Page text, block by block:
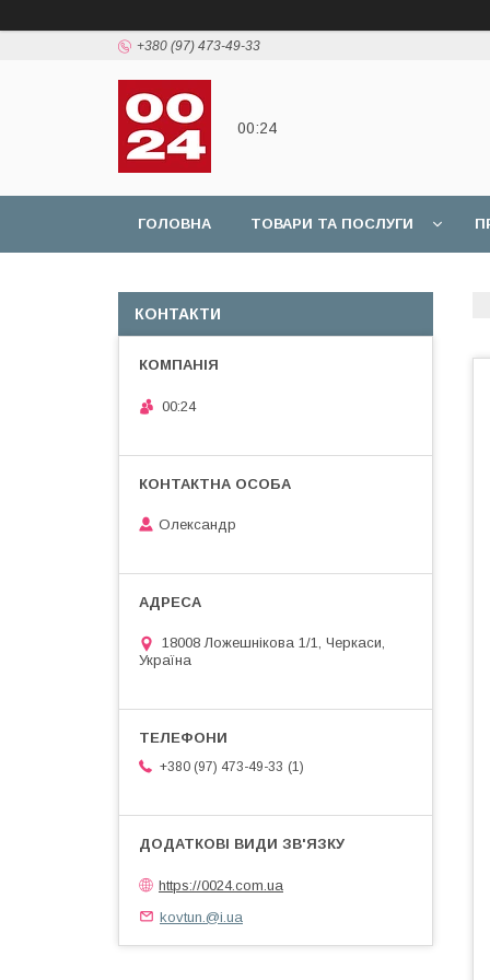
+380 (97) 473-49-33
00:24
ГОЛОВНА ТОВАРИ ТА ПОСЛУГИ
КОНТАКТИ
00:24
Олександр
18008 Ложешнікова 1/1, Черкаси,
Україна
+380 (97) 473-49-33 1
https://0024.com.ua
kovtun.@i.ua